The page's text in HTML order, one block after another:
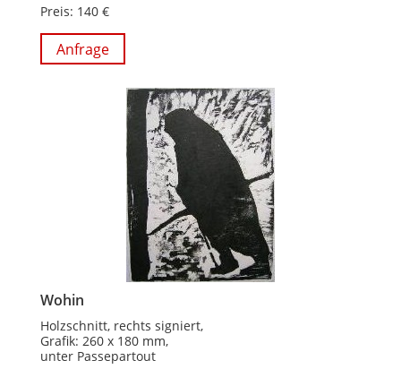
Preis: 140 €
Anfrage
Wohin
Holzschnitt, rechts signiert,
Grafik: 260 x 180 mm,
unter Passepartout